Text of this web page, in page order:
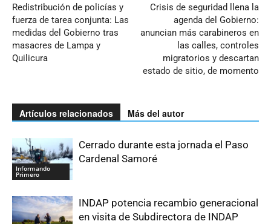
Redistribución de policías y
fuerza de tarea conjunta: Las
medidas del Gobierno tras
masacres de Lampa y
Quilicura
Crisis de seguridad llena la
agenda del Gobierno:
anuncian más carabineros en
las calles, controles
migratorios y descartan
estado de sitio, de momento
Artículos relacionados Más del autor
Informando
Primero
Cerrado durante esta jornada el Paso
Cardenal Samoré
INDAP potencia recambio generacional
en visita de Subdirectora de INDAP